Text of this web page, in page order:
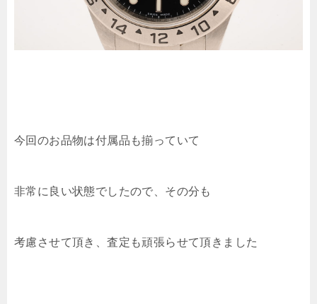
今回のお品物は付属品も揃っていて
非常に良い状態でしたので、その分も
考慮させて頂き、査定も頑張らせて頂きました